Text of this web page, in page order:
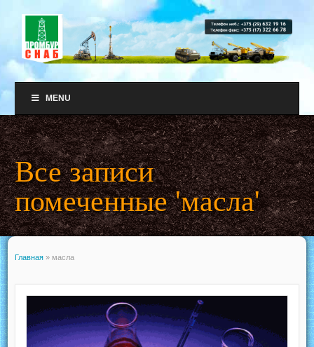
MENU
Все записи
помеченные 'масла'
Главная » масла